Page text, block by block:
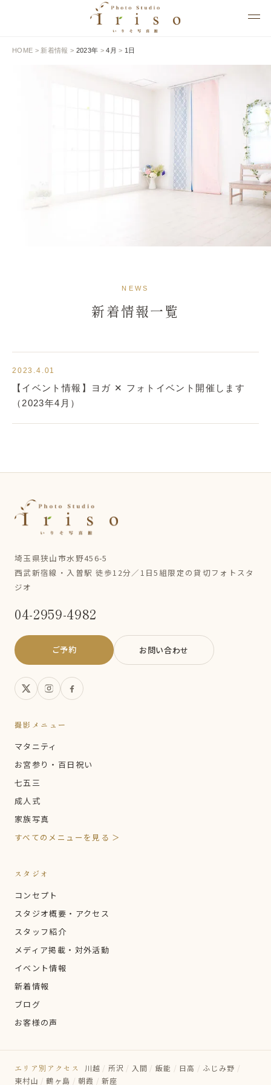
HOME > 新着情報 > 2023年 >4月 > 1日
NEWS
新着情報一覧
2023.4.01
【イベント情報】ヨガ ✕ フォトイベント開催します
（2023年4月）
埼玉県狭山市水野456-5
西武新宿線・入曽駅 徒歩12分／1日5組限定の貸切フォトスタ
ジオ
04-2959-4982
ご予約 お問い合わせ
撮影メニュー
マタニティ
お宮参り・百日祝い
七五三
成人式
家族写真
すべてのメニューを見る ＞
スタジオ
コンセプト
スタジオ概要・アクセス
スタッフ紹介
メディア掲載・対外活動
イベント情報
新着情報
ブログ
お客様の声
エリア別アクセス 川越 / 所沢 / 入間 / 飯能 / 日高 / ふじみ野 /
東村山 / 鶴ヶ島 / 朝霞 / 新座